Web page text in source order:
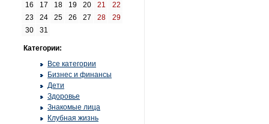
16
17 18 19 20 21
22
23
24 25 26 27 28
29
30
31
Категории:
Все категории
Бизнес и финансы
Дети
Здоровье
Знакомые лица
Клубная жизнь